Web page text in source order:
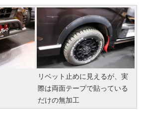
リベット止めに見えるが、実
際は両面テープで貼っている
だけの無加工